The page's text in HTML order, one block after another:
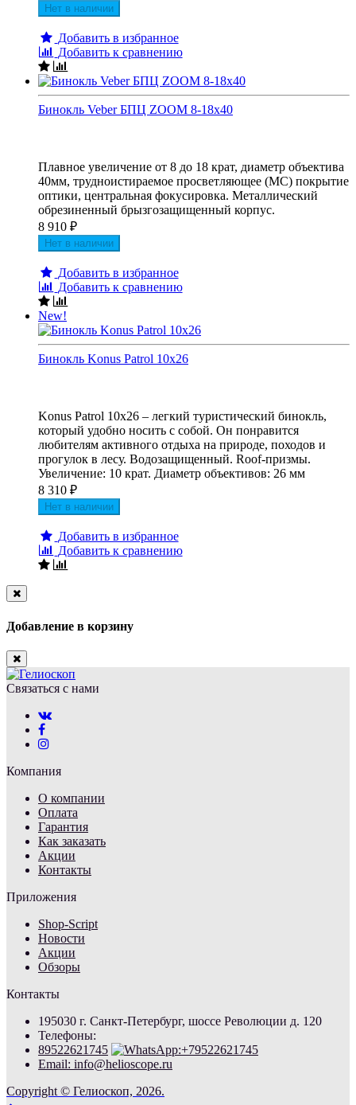
Нет в наличии
Добавить в избранное
Добавить к сравнению
Бинокль Veber БПЦ ZOOM 8-18x40
Плавное увеличение от 8 до 18 крат, диаметр объектива
40мм, трудноистираемое просветляющее (MC) покрытие
оптики, центральная фокусировка. Металлический
обрезиненный брызгозащищенный корпус.
8 910 ₽
Нет в наличии
Добавить в избранное
Добавить к сравнению
New!
Бинокль Konus Patrol 10x26
Konus Patrol 10x26 – легкий туристический бинокль,
который удобно носить с собой. Он понравится
любителям активного отдыха на природе, походов и
прогулок в лесу. Водозащищенный. Roof-призмы.
Увеличение: 10 крат. Диаметр объективов: 26 мм
8 310 ₽
Нет в наличии
Добавить в избранное
Добавить к сравнению
Close
Добавление в корзину
Close
Связаться с нами
Компания
О компании
Оплата
Гарантия
Как заказать
Акции
Контакты
Приложения
Shop-Script
Новости
Акции
Обзоры
Контакты
195030 г. Санкт-Петербург, шоссе Революции д. 120
Телефоны:
89522621745
Email: info@helioscope.ru
Copyright © Гелиоскоп, 2026.